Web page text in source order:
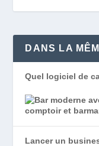
DANS LA
Quel logiciel de
Lancer un